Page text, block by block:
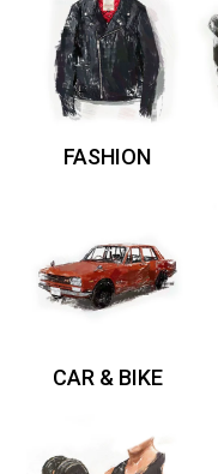
FASHION
CAR & BIKE